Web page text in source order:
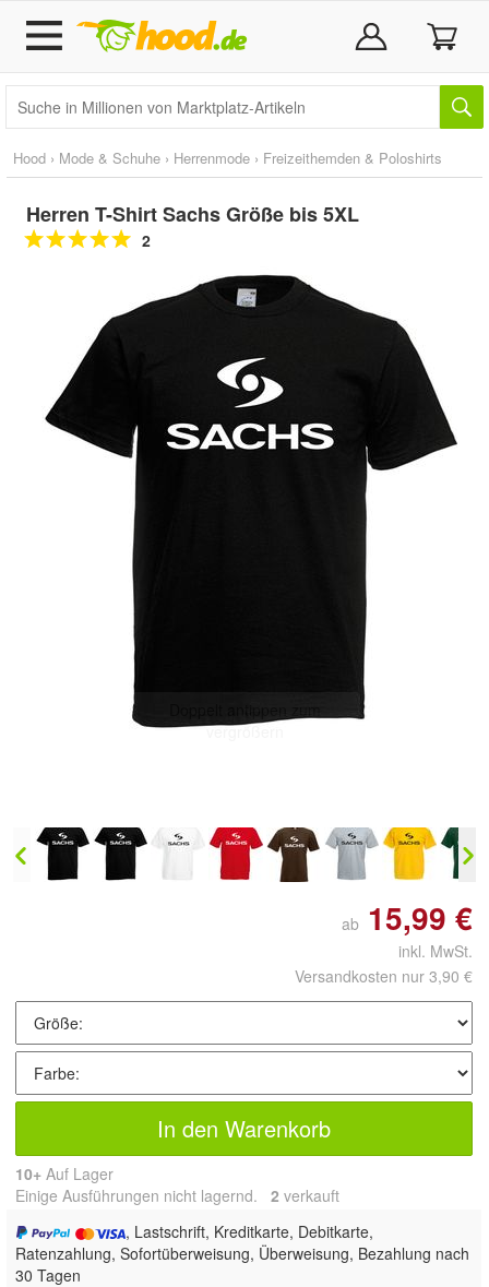
Hood › Mode & Schuhe › Herrenmode › Freizeithemden & Poloshirts
Herren T-Shirt Sachs Größe bis 5XL
2
vergrößern
ab 15,99 €
inkl. MwSt.
Versandkosten nur 3,90 €
In den Warenkorb
10+ Auf Lager
Einige Ausführungen nicht lagernd. 2 verkauft
, Lastschrift, Kreditkarte, Debitkarte,
Ratenzahlung, Sofortüberweisung, Überweisung, Bezahlung nach
30 Tagen